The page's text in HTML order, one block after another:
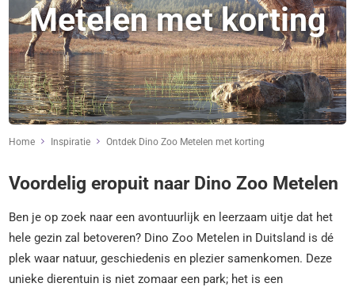
Metelen met korting
Home Inspiratie Ontdek Dino Zoo Metelen met korting
Voordelig eropuit naar Dino Zoo Metelen
Ben je op zoek naar een avontuurlijk en leerzaam uitje dat het
hele gezin zal betoveren? Dino Zoo Metelen in Duitsland is dé
plek waar natuur, geschiedenis en plezier samenkomen. Deze
unieke dierentuin is niet zomaar een park; het is een